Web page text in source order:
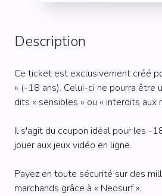
Description
Ce ticket est exclusivement créé
» (-18 ans). Celui-ci ne pourra être
dits « sensibles » ou « interdits aux
Il s'agit du coupon idéal pour les -
jouer aux jeux vidéo en ligne.
Payez en toute sécurité sur des
marchands grâce à « Neosurf ».